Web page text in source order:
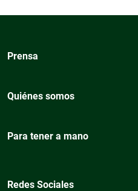
Prensa
Quiénes somos
Para tener a mano
Redes Sociales